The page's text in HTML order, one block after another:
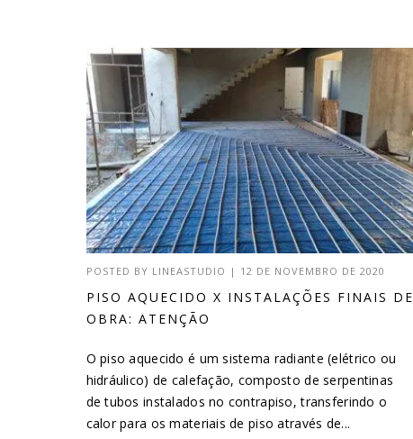
POSTED BY LINEASTUDIO | 12 DE NOVEMBRO DE 2020
PISO AQUECIDO X INSTALAÇÕES FINAIS DE
OBRA: ATENÇÃO
O piso aquecido é um sistema radiante (elétrico ou
hidráulico) de calefação, composto de serpentinas
de tubos instalados no contrapiso, transferindo o
calor para os materiais de piso através de...